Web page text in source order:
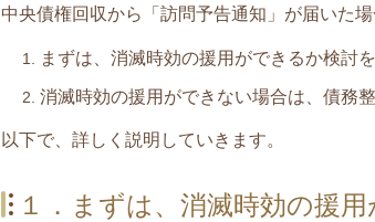
中央債権回収から「訪問予告通知」が届いた
まずは、消滅時効の援用ができるか検討
消滅時効の援用ができない場合は、債務
​以下で、詳しく説明していきます。
１．まずは、消滅時効の援